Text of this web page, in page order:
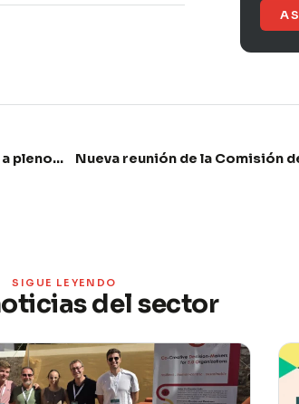
Las Mesas de Trabajo de FEDACOVA funcionan a pleno rendimiento Nueva reunión de la Comisión
SIGUE LEYENDO
del sector